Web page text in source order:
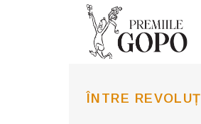
ÎNTRE